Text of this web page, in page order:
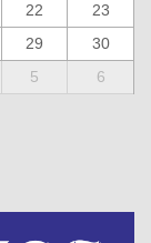
22
23
29
30
5 6